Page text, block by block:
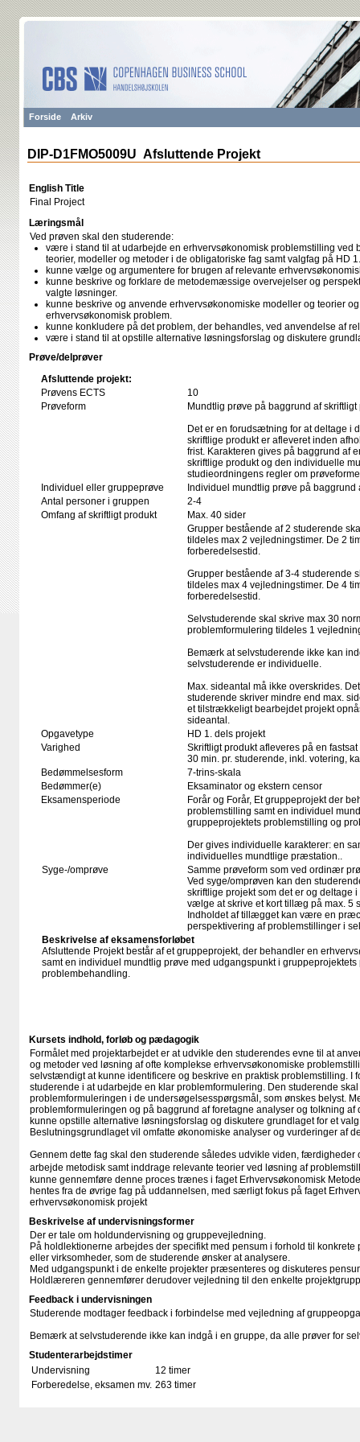
Forside Arkiv
DIP-D1FMO5009U Afsluttende Projekt
English Title
Final Project
Læringsmål
Ved prøven skal den studerende:
være i stand til at udarbejde en erhvervsøkonomisk problemstilling ved
teorier, modeller og metoder i de obligatoriske fag samt valgfag på HD
kunne vælge og argumentere for brugen af relevante
kunne beskrive og forklare de metodemæssige overvejelser og
valgte løsninger.
kunne beskrive og anvende erhvervsøkonomiske modeller og teorier
erhvervsøkonomisk problem.
kunne konkludere på det problem, der behandles, ved anvendelse af
være i stand til at opstille alternative løsningsforslag og diskutere
Prøve/delprøver
Afsluttende projekt:
Prøvens ECTS
10
Prøveform
Mundtlig prøve på baggrund af skriftligt
Det er en forudsætning for at deltage i
skriftlige produkt er afleveret inden
frist. Karakteren gives på baggrund af
skriftlige produkt og den individuelle
studieordningens regler om
Individuel eller gruppeprøve
Individuel mundtlig prøve på baggrund
Antal personer i gruppen
2-4
Omfang af skriftligt produkt
Max. 40 sider
Grupper bestående af 2 studerende
tildeles max 2 vejledningstimer. De 2
forberedelsestid.
Grupper bestående af 3-4 studerende
tildeles max 4 vejledningstimer. De 4
forberedelsestid.
Selvstuderende skal skrive max 30
problemformulering tildeles 1
Bemærk at selvstuderende ikke kan
selvstuderende er individuelle.
Max. sideantal må ikke overskrides.
studerende skriver mindre end max.
et tilstrækkeligt bearbejdet projekt
sideantal.
Opgavetype
HD 1. dels projekt
Varighed
Skriftligt produkt afleveres på en
30 min. pr. studerende, inkl. votering,
Bedømmelsesform
7-trins-skala
Bedømmer(e)
Eksaminator og ekstern censor
Eksamensperiode
Forår og Forår, Et gruppeprojekt der
problemstilling samt en individuel
gruppeprojektets problemstilling og
Der gives individuelle karakterer: en
individuelles mundtlige præstation..
Syge-/omprøve
Samme prøveform som ved ordinær
Ved syge/omprøven kan den
skriftlige projekt som det er og deltage
vælge at skrive et kort tillæg på max. 5
Indholdet af tillægget kan være en
perspektivering af problemstillinger i
Beskrivelse af eksamensforløbet
Afsluttende Projekt består af et gruppeprojekt, der behandler en
samt en individuel mundtlig prøve med udgangspunkt i
problembehandling.
Kursets indhold, forløb og pædagogik
Formålet med projektarbejdet er at udvikle den studerendes evne til at
og metoder ved løsning af ofte komplekse erhvervsøkonomiske
selvstændigt at kunne identificere og beskrive en praktisk problemstilling.
studerende i at udarbejde en klar problemformulering. Den studerende
problemformuleringen i de undersøgelsesspørgsmål, som ønskes belyst.
problemformuleringen og på baggrund af foretagne analyser og tolkning af
kunne opstille alternative løsningsforslag og diskutere grundlaget for et
Beslutningsgrundlaget vil omfatte økonomiske analyser og vurderinger af
Gennem dette fag skal den studerende således udvikle viden, færdigheder
arbejde metodisk samt inddrage relevante teorier ved løsning af
kunne gennemføre denne proces trænes i faget Erhvervsøkonomisk
hentes fra de øvrige fag på uddannelsen, med særligt fokus på faget
erhvervsøkonomisk projekt
Beskrivelse af undervisningsformer
Der er tale om holdundervisning og gruppevejledning.
På holdlektionerne arbejdes der specifikt med pensum i forhold til
eller virksomheder, som de studerende ønsker at analysere.
Med udgangspunkt i de enkelte projekter præsenteres og diskuteres
Holdlæreren gennemfører derudover vejledning til den enkelte
Feedback i undervisningen
Studerende modtager feedback i forbindelse med vejledning af
Bemærk at selvstuderende ikke kan indgå i en gruppe, da alle prøver for
Studenterarbejdstimer
Undervisning
12 timer
Forberedelse, eksamen mv. 263 timer